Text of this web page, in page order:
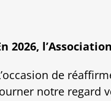
2026,
de
notre regard